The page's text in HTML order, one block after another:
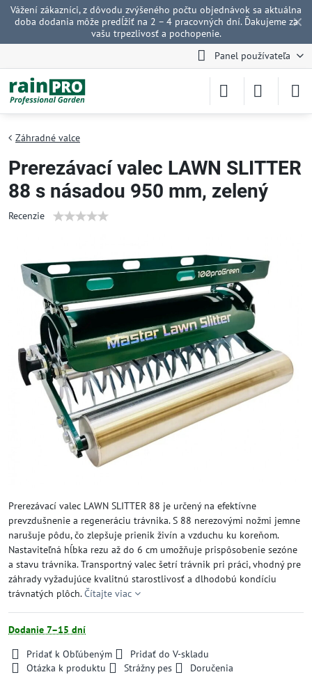
✕
Vážení zákazníci, z dôvodu zvýšeného počtu objednávok sa aktuálna
doba dodania môže predĺžiť na 2 – 4 pracovných dní. Ďakujeme za
vašu trpezlivosť a pochopenie.
Panel používateľa
Záhradné valce
Prerezávací valec LAWN SLITTER
88 s násadou 950 mm, zelený
Recenzie
Prerezávací valec LAWN SLITTER 88 je určený na efektívne
prevzdušnenie a regeneráciu trávnika. S 88 nerezovými nožmi jemne
narušuje pôdu, čo zlepšuje prienik živín a vzduchu ku koreňom.
Nastaviteľná hĺbka rezu až do 6 cm umožňuje prispôsobenie sezóne
a stavu trávnika. Transportný valec šetrí trávnik pri práci, vhodný pre
záhrady vyžadujúce kvalitnú starostlivosť a dlhodobú kondíciu
trávnatých plôch.Čítajte viac
Dodanie 7–15 dní
Pridať k Obľúbeným
Pridať do V-skladu
Otázka k produktu
Strážny pes
Doručenia